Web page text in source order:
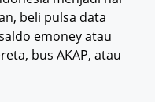
beli pulsa data
emoney atau
bus AKAP, atau